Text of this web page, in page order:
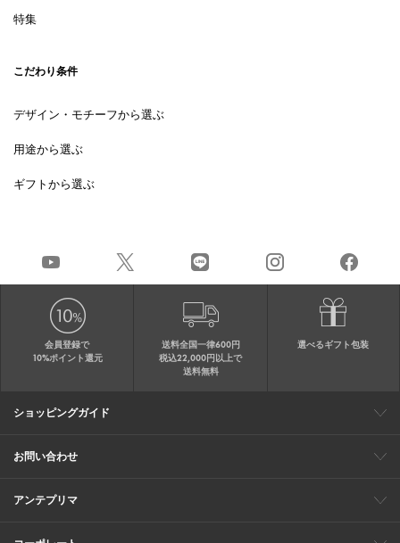
特集
こだわり条件
デザイン・モチーフから選ぶ
用途から選ぶ
ギフトから選ぶ
会員登録で
10%ポイント還元
送料全国一律600円
税込22,000円以上で
送料無料
選べるギフト包装
ショッピングガイド
会員特典
ご購入・配送について
返品について
ギフト包装
FAQ
サイトマップ
お問い合わせ
メールでのお問い合わせ
お修理についてのお問い合わせ
アンテプリマ